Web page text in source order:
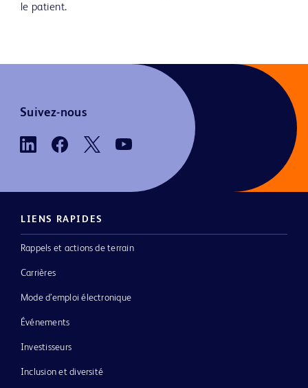
le patient.
Suivez-nous
LIENS RAPIDES
Rappels et actions de terrain
Carrières
Mode d’emploi électronique
Événements
Investisseurs
Inclusion et diversité